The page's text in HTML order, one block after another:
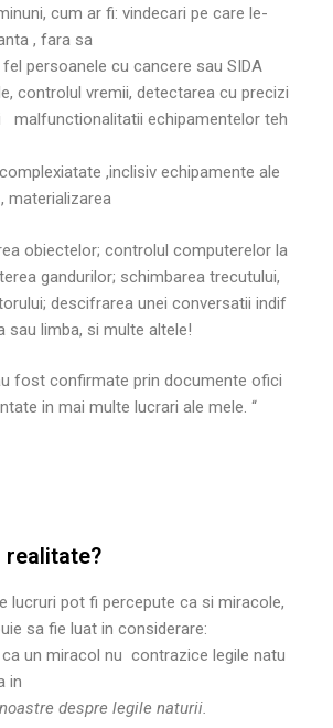
cum ar fi: vindecari pe care le-
, fara sa
persoanele cu cancere sau SIDA
controlul vremii, detectarea cu precizi
malfunctionalitatii echipamentelor teh
,inclisiv echipamente ale
materializarea
obiectelor; controlul computerelor la
gandurilor; schimbarea trecutului,
descifrarea unei conversatii indif
sau limba, si multe altele!
fost confirmate prin documente ofici
in mai multe lucrari ale mele. “
realitate?
lucruri pot fi percepute ca si miracole,
sa fie luat in considerare:
un miracol nu contrazice legile natu
in
despre legile naturii.